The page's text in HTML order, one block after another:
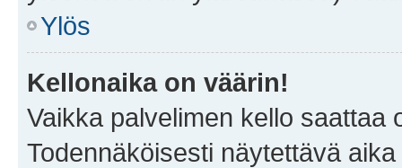
Ylös
Kellonaika on väärin!
Vaikka palvelimen kello saattaa
Todennäköisesti näytettävä